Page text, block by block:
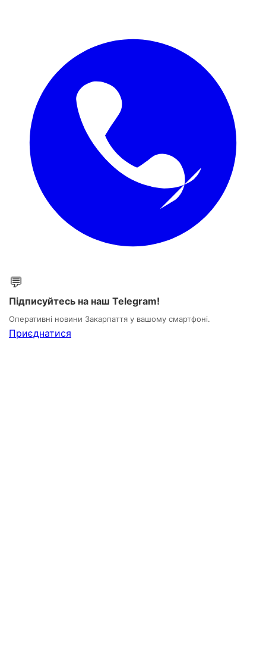
💬
Підписуйтесь на наш Telegram!
Оперативні новини Закарпаття у вашому смартфоні.
Приєднатися